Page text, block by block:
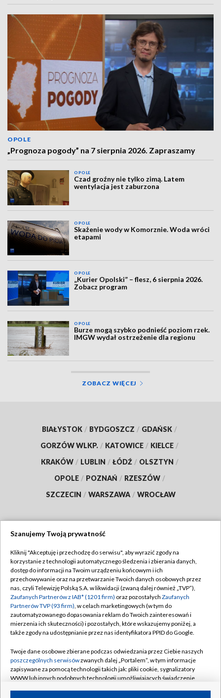
OPOLE
„Prognoza pogody” na 7 sierpnia 2026. Zapraszamy
OPOLE
Czad groźny nie tylko zimą. Latem
wentylacja jest zaburzona
OPOLE
Skażenie wody w Komorznie. Woda wróci
etapami
OPOLE
„Kurier Opolski” – flesz, 6 sierpnia 2026.
Zobacz program
OPOLE
Burze mogą szybko podnieść poziom rzek.
IMGW wydał ostrzeżenie dla regionu
ZOBACZ WIĘCEJ
BIAŁYSTOK / BYDGOSZCZ / GDAŃSK /
GORZÓW WLKP. / KATOWICE / KIELCE /
KRAKÓW / LUBLIN / ŁÓDŹ / OLSZTYN /
OPOLE / POZNAŃ / RZESZÓW /
SZCZECIN / WARSZAWA / WROCŁAW
TVP
Abonament TVP
Emisja w TVP
Centrum informacji TVP
Naziemna Telewizja Cyfrowa
Rada Programowa
System NOS
Informacje o nadawcy
Regulamin TVP
Polityka prywatności
Moje zgody
Pomoc
Kontakt
Kanały
Szanujemy Twoją prywatność
Kliknij "Akceptuję i przechodzę do serwisu", aby wyrazić zgody na
korzystanie z technologii automatycznego śledzenia i zbierania danych,
dostęp do informacji na Twoim urządzeniu końcowym i ich
przechowywanie oraz na przetwarzanie Twoich danych osobowych przez
nas, czyli Telewizję Polską S.A. w likwidacji (zwaną dalej również „TVP”),
Zaufanych Partnerów z IAB* (1201 firm) oraz pozostałych Zaufanych
Partnerów TVP (93 firm), w celach marketingowych (w tym do
zautomatyzowanego dopasowania reklam do Twoich zainteresowań i
mierzenia ich skuteczności) i pozostałych, które wskazujemy poniżej, a
także zgody na udostępnianie przez nas identyfikatora PPID do Google.
Twoje dane osobowe zbierane podczas odwiedzania przez Ciebie naszych
poszczególnych serwisówzwanych dalej „Portalem”, w tym informacje
zapisywane za pomocą technologii takich jak: pliki cookie, sygnalizatory
WWW lub innych podobnych technologii umożliwiających świadczenie